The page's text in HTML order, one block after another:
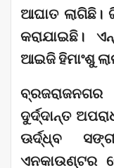
ଆଘାତ ଲାଗିଛି।
କରାଯାଇଛି।
ଆଇଜି ହିମାଂଶୁ
ଦୁର୍ଦ୍ଦାନ୍ତ
ଊର୍ଦ୍ଧ୍ବ
ଏନକାଉଣ୍ଟର